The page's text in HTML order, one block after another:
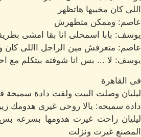
اللى كان مخبيها هاتظهر
عاصم: وممكن متظهرش
يوسف: بابا اسمحلى انا بقا امشى
عاصم: متعرفش مين الراجل االلى كان
يوسف: لا ... بس انا شوفته بيتكلم مع
فى القاهرة
ليليان وصلت البيت ولقت دادة سميحة
دادة سميحه: يالا روحى غيرى هدومك
ليليان راحت غيرت هدومها بسرعه
المصنع غيرت ونزلت